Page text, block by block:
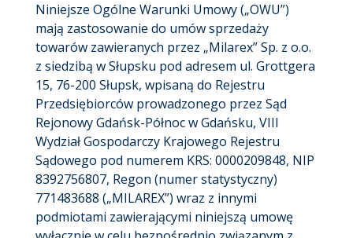
Niniejsze Ogólne Warunki Umowy („OWU”)
mają zastosowanie do umów sprzedaży
towarów zawieranych przez „Milarex” Sp. z o.o.
z siedzibą w Słupsku pod adresem ul. Grottgera
15, 76-200 Słupsk, wpisaną do Rejestru
Przedsiębiorców prowadzonego przez Sąd
Rejonowy Gdańsk-Północ w Gdańsku, VIII
Wydział Gospodarczy Krajowego Rejestru
Sądowego pod numerem KRS: 0000209848, NIP
8392756807, Regon (numer statystyczny)
771483688 („MILAREX”) wraz z innymi
podmiotami zawierającymi niniejszą umowę